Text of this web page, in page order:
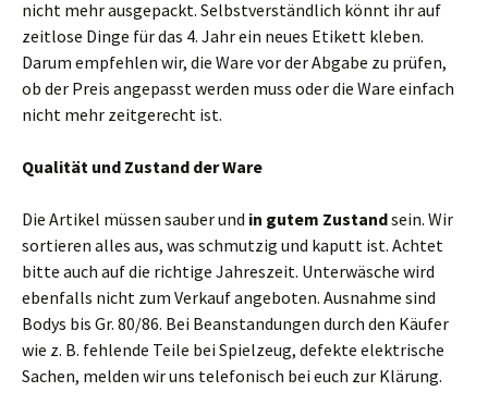
nicht mehr ausgepackt. Selbstverständlich könnt ihr auf
zeitlose Dinge für das 4. Jahr ein neues Etikett kleben.
Darum empfehlen wir, die Ware vor der Abgabe zu prüfen,
ob der Preis angepasst werden muss oder die Ware einfach
nicht mehr zeitgerecht ist.
Qualität und Zustand der Ware
Die Artikel müssen sauber und in gutem Zustandsein. Wir
sortieren alles aus, was schmutzig und kaputt ist. Achtet
bitte auch auf die richtige Jahreszeit. Unterwäsche wird
ebenfalls nicht zum Verkauf angeboten. Ausnahme sind
Bodys bis Gr. 80/86. Bei Beanstandungen durch den Käufer
wie z. B. fehlende Teile bei Spielzeug, defekte elektrische
Sachen, melden wir uns telefonisch bei euch zur Klärung.